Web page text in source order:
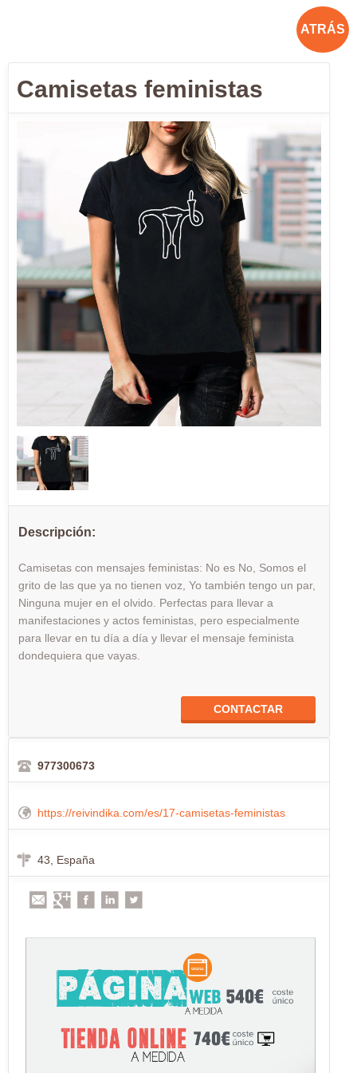
ATRÁS
Camisetas feministas
Descripción:
Camisetas con mensajes feministas: No es No, Somos el
grito de las que ya no tienen voz, Yo también tengo un par,
Ninguna mujer en el olvido. Perfectas para llevar a
manifestaciones y actos feministas, pero especialmente
para llevar en tu día a día y llevar el mensaje feminista
dondequiera que vayas.
CONTACTAR
977300673
https://reivindika.com/es/17-camisetas-feministas
43, España